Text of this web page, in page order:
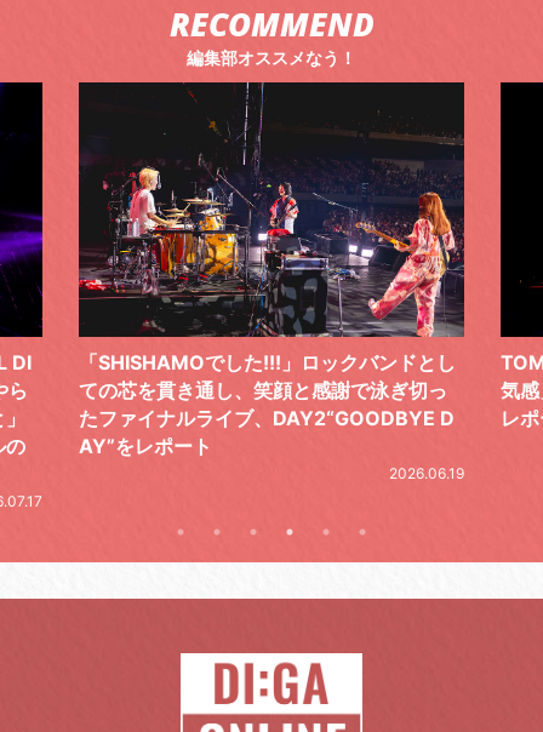
RECOMMEND
編集部オススメなう！
DI
ら
の
「SHISHAMOでした!!!」ロックバンドとし
ての芯を貫き通し、笑顔と感謝で泳ぎ切っ
たファイナルライブ、DAY2“GOODBYE D
AY”をレポート
2026.06.19
気
レ